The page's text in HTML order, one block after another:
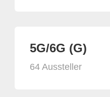
5G/6G (G)
64 Aussteller